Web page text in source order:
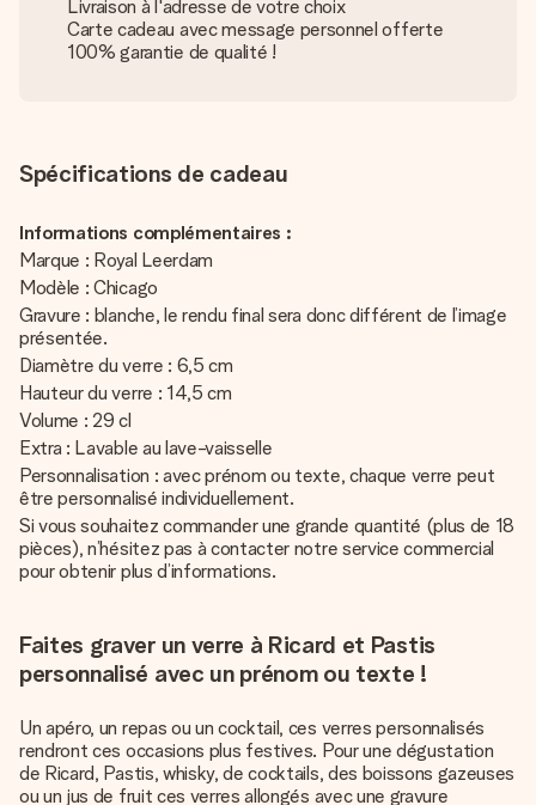
Livraison à l'adresse de votre choix
Carte cadeau avec message personnel offerte
100% garantie de qualité !
Spécifications de cadeau
Informations complémentaires :
Marque : Royal Leerdam
Modèle : Chicago
Gravure : blanche, le rendu final sera donc différent de l’image
présentée.
Diamètre du verre : 6,5 cm
Hauteur du verre : 14,5 cm
Volume : 29 cl
Extra : Lavable au lave-vaisselle
Personnalisation : avec prénom ou texte, chaque verre peut
être personnalisé individuellement.
Si vous souhaitez commander une grande quantité (plus de 18
pièces), n’hésitez pas à contacter notre service commercial
pour obtenir plus d’informations.
Faites graver un verre à Ricard et Pastis
personnalisé avec un prénom ou texte !
Un apéro, un repas ou un cocktail, ces verres personnalisés
rendront ces occasions plus festives. Pour une dégustation
de Ricard, Pastis, whisky, de cocktails, des boissons gazeuses
ou un jus de fruit ces verres allongés avec une gravure